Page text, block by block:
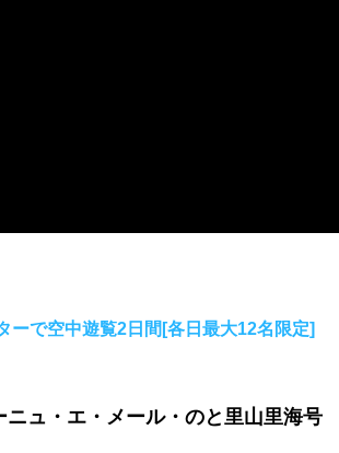
ーで空中遊覧2日間[各日最大12名限定]
ュ・エ・メール・のと里山里海号